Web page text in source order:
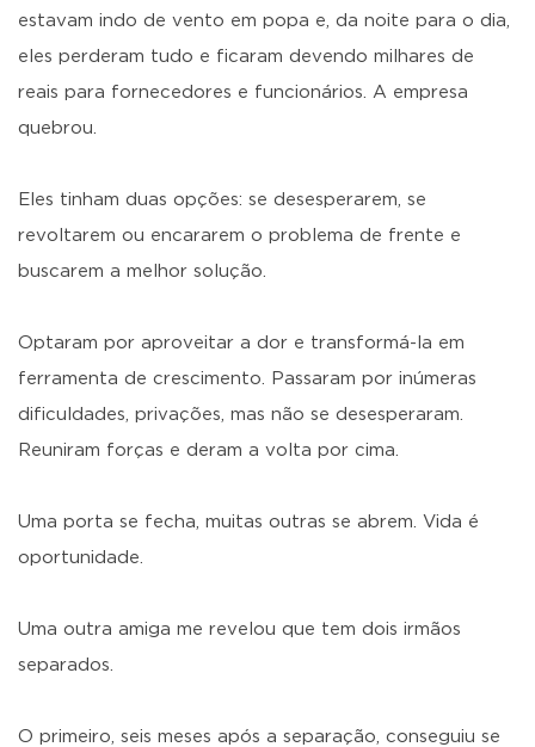
estavam indo de vento em popa e, da noite para o dia,
eles perderam tudo e ficaram devendo milhares de
reais para fornecedores e funcionários. A empresa
quebrou.
Eles tinham duas opções: se desesperarem, se
revoltarem ou encararem o problema de frente e
buscarem a melhor solução.
Optaram por aproveitar a dor e transformá-la em
ferramenta de crescimento. Passaram por inúmeras
dificuldades, privações, mas não se desesperaram.
Reuniram forças e deram a volta por cima.
Uma porta se fecha, muitas outras se abrem. Vida é
oportunidade.
Uma outra amiga me revelou que tem dois irmãos
separados.
O primeiro, seis meses após a separação, conseguiu se